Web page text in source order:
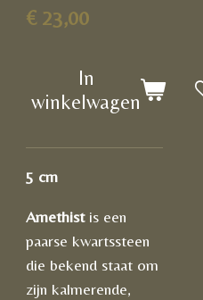
€ 23,00
In
winkelwagen
5 cm
Amethistis een
paarse kwartssteen
die bekend staat om
zijn kalmerende,